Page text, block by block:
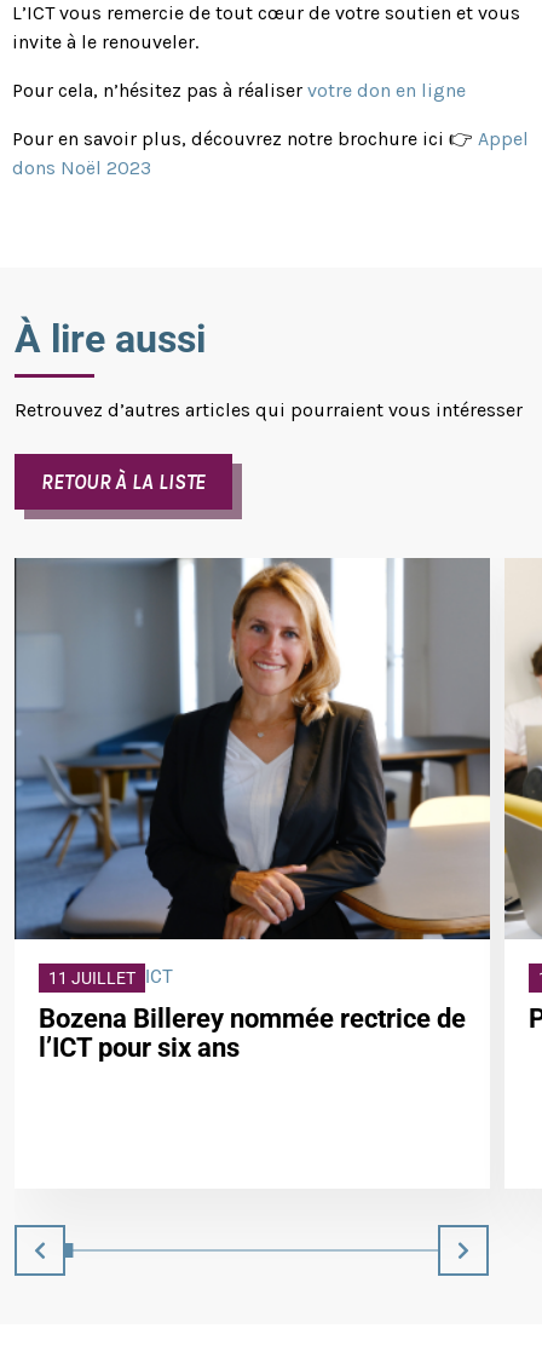
L’ICT vous remercie de tout cœur de votre soutien et vous
invite à le renouveler.
Pour cela, n’hésitez pas à réaliser votre don en ligne
Pour en savoir plus, découvrez notre brochure ici 👉 Appel
dons Noël 2023
À lire aussi
Retrouvez d’autres articles qui pourraient vous intéresser
RETOUR À LA LISTE
11 JUILLET ICT
Bozena Billerey nommée rectrice de
l’ICT pour six ans